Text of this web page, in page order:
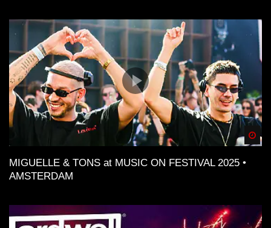
MIGUELLE & TONS at MUSIC ON FESTIVAL 2025 •
AMSTERDAM